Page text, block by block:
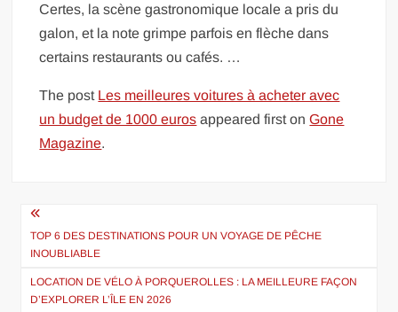
Certes, la scène gastronomique locale a pris du
galon, et la note grimpe parfois en flèche dans
certains restaurants ou cafés. …
The post Les meilleures voitures à acheter avec
un budget de 1000 euros appeared first onGone
Magazine.
Navigation
de
l’article
TOP 6 DES DESTINATIONS POUR UN VOYAGE DE PÊCHE
INOUBLIABLE
LOCATION DE VÉLO À PORQUEROLLES : LA MEILLEURE FAÇON
D’EXPLORER L’ÎLE EN 2026